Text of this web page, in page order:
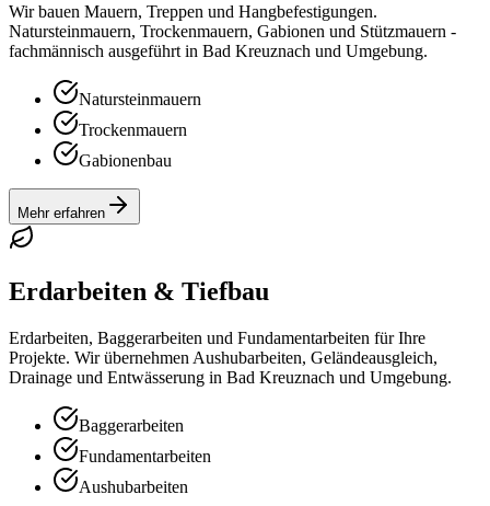
Wir bauen Mauern, Treppen und Hangbefestigungen.
Natursteinmauern, Trockenmauern, Gabionen und Stützmauern -
fachmännisch ausgeführt in Bad Kreuznach und Umgebung.
Natursteinmauern
Trockenmauern
Gabionenbau
Mehr erfahren
Erdarbeiten & Tiefbau
Erdarbeiten, Baggerarbeiten und Fundamentarbeiten für Ihre
Projekte. Wir übernehmen Aushubarbeiten, Geländeausgleich,
Drainage und Entwässerung in Bad Kreuznach und Umgebung.
Baggerarbeiten
Fundamentarbeiten
Aushubarbeiten